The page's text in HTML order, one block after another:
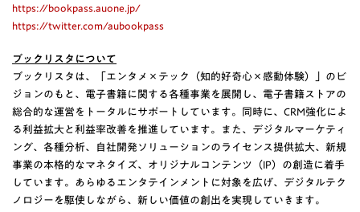
https://bookpass.auone.jp/
https://twitter.com/aubookpass
ブックリスタについて
ブックリスタは、「エンタメ×テック（知的好奇心×感動体験）」のビ
ジョンのもと、電子書籍に関する各種事業を展開し、電子書籍ストアの
総合的な運営をトータルにサポートしています。同時に、CRM強化によ
る利益拡大と利益率改善を推進しています。また、デジタルマーケティ
ング、各種分析、自社開発ソリューションのライセンス提供拡大、新規
事業の本格的なマネタイズ、オリジナルコンテンツ（IP）の創造に着手
しています。あらゆるエンタテインメントに対象を広げ、デジタルテク
ノロジーを駆使しながら、新しい価値の創出を実現していきます。